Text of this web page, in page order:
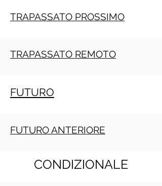
TRAPASSATO PROSSIMO
TRAPASSATO REMOTO
FUTURO
FUTURO ANTERIORE
CONDIZIONALE